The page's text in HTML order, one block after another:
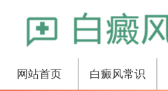
网站首页 白癜风常识